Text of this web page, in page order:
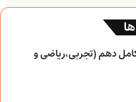
دهم (تجربی،ریاضی و